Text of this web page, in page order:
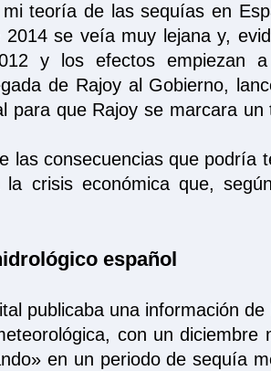
teoría de las sequías en
se veía muy lejana y,
y los efectos empiezan
de Rajoy al Gobierno,
para que Rajoy se marcara
las consecuencias que podría
crisis económica que,
español
publicaba una información
con un diciembre
en un periodo de sequía